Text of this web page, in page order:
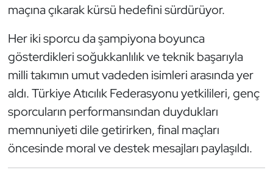
maçına çıkarak kürsü hedefini sürdürüyor.
Her iki sporcu da şampiyona boyunca
gösterdikleri soğukkanlılık ve teknik başarıyla
milli takımın umut vadeden isimleri arasında yer
aldı. Türkiye Atıcılık Federasyonu yetkilileri, genç
sporcuların performansından duydukları
memnuniyeti dile getirirken, final maçları
öncesinde moral ve destek mesajları paylaşıldı.
Kürek
Masa Tenisi
Modern Pentatlon
Motor Sporları
Muay Thai